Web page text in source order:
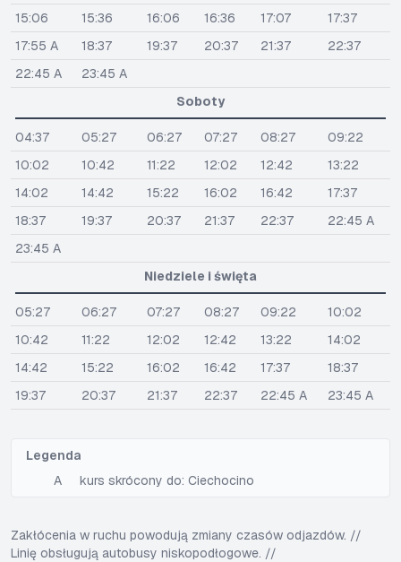
15:06
15:36 16:06 16:36 17:07
17:37
17:55 A
18:37 19:37 20:37 21:37
22:37
22:45 A
23:45 A
Soboty
04:37 05:27 06:27 07:27 08:27
09:22
10:02
10:42 11:22 12:02 12:42
13:22
14:02
14:42 15:22 16:02 16:42
17:37
18:37
19:37 20:37 21:37 22:37
22:45 A
23:45 A
Niedziele i święta
05:27 06:27 07:27 08:27 09:22
10:02
10:42
11:22 12:02 12:42 13:22
14:02
14:42
15:22 16:02 16:42 17:37
18:37
19:37
20:37 21:37 22:37 22:45 A 23:45 A
Legenda
A
kurs skrócony do: Ciechocino
Zakłócenia w ruchu powodują zmiany czasów odjazdów. //
Linię obsługują autobusy niskopodłogowe. //